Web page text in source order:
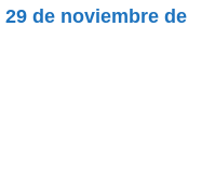
29 de noviembre de